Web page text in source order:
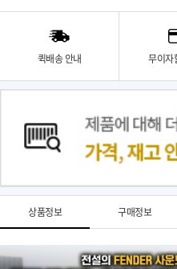
퀵배송 안내 무이자
상품정보 구매정보